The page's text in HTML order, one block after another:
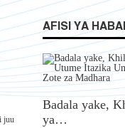
juu
AFISI YA
Badala yake,
ya…